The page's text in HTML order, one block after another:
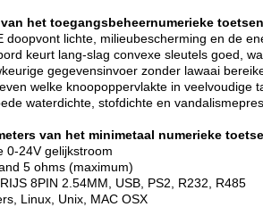
het toegangsbeheernumerieke
doopvont lichte, milieubescherming en de
keurt lang-slag convexe sleutels goed,
gegevensinvoer zonder lawaai
welke knoopoppervlakte in veelvoudige
waterdichte, stofdichte en
van het minimetaal numerieke
0-24V gelijkstroom
5 ohms (maximum)
8PIN 2.54MM, USB, PS2, R232, R485
Linux, Unix, MAC OSX